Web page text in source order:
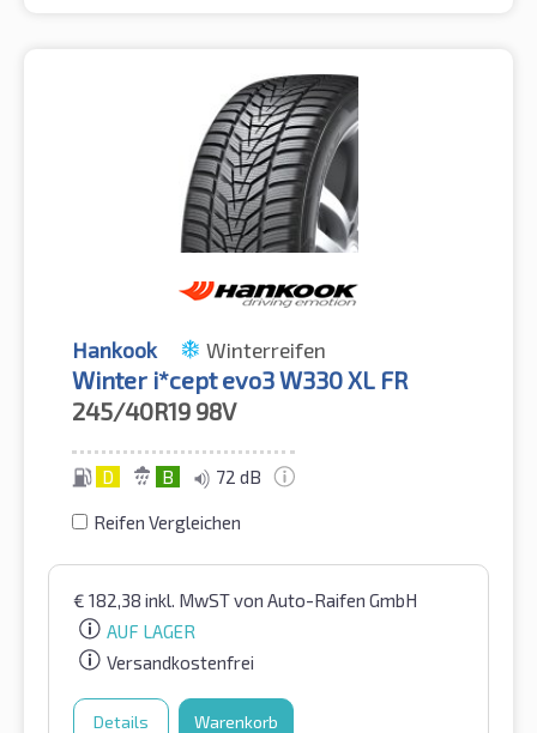
Hankook Winterreifen
Winter i*cept evo3 W330 XL FR
245/40R19 98V
D B 72 dB
Reifen Vergleichen
€ 182,38 inkl. MwSTvon Auto-Raifen GmbH
AUF LAGER
Versandkostenfrei
Details Warenkorb